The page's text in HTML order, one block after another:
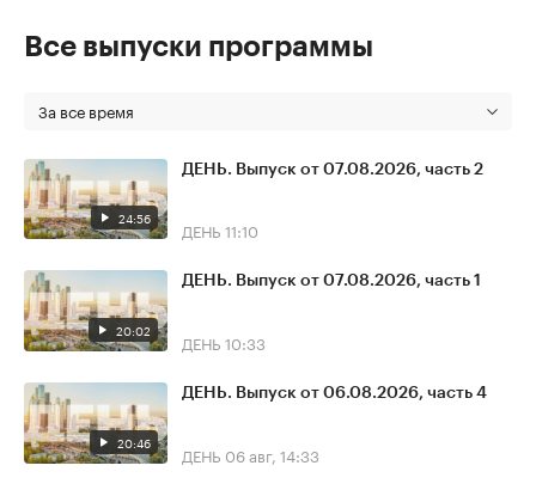
Все выпуски программы
За все время
24:56
ДЕНЬ. Выпуск от 07.08.2026, часть 2
ДЕНЬ 11:10
20:02
ДЕНЬ. Выпуск от 07.08.2026, часть 1
ДЕНЬ 10:33
20:46
ДЕНЬ. Выпуск от 06.08.2026, часть 4
ДЕНЬ 06 авг, 14:33